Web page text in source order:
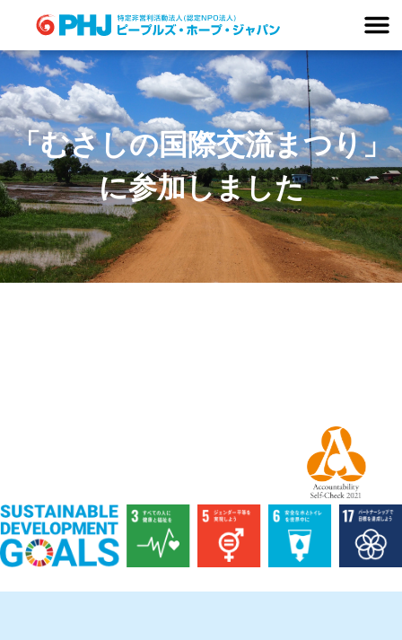
content
「むさしの国際交流まつり」
に参加しました